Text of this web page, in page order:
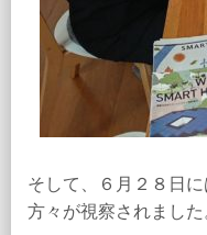
そして、６月２８日
方々が視察されました